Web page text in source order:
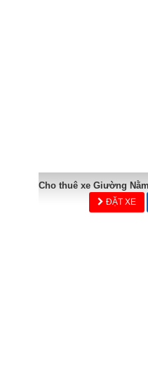
Cho thuê xe Giường
ĐẶT XE